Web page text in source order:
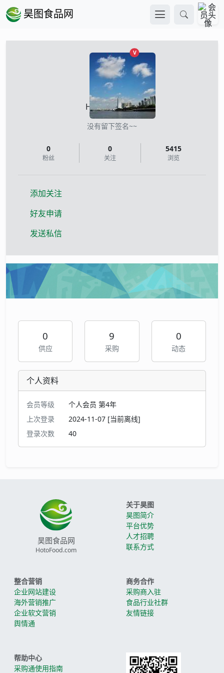
昊图食品网
V已认证
Hugo（裕康）
没有留下签名~~
0
粉丝
0
关注
5415
浏览
添加关注
好友申请
发送私信
0
供应
9
采购
0
动态
个人资料
会员等级
个人会员 第4年
上次登录
2024-11-07 [当前离线]
登录次数
40
昊图食品网
HotoFood.com
关于昊图
昊图简介
平台优势
人才招聘
联系方式
整合营销
企业网站建设
海外营销推广
企业软文营销
舆情通
商务合作
采购商入驻
食品行业社群
友情链接
帮助中心
采购通使用指南